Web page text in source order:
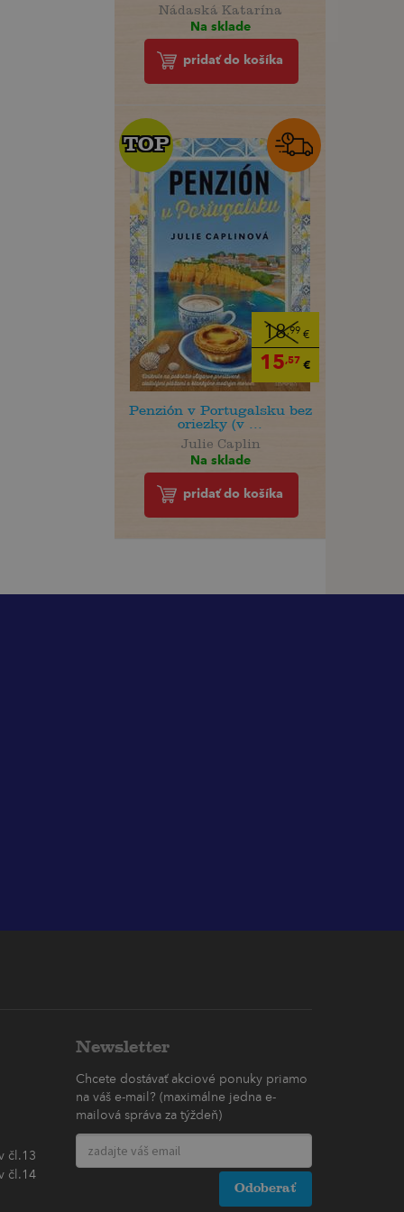
Nádaská Katarína
Na sklade
pridať do košíka
18,99 €
15,57 €
TOP
TOP
Penzión v Portugalsku bez
oriezky (v ...
Julie Caplin
Na sklade
pridať do košíka
čl.13
čl.14
Newsletter
Chcete dostávať akciové ponuky priamo
na váš e-mail? (maximálne jedna e-
mailová správa za týždeň)
Odoberať